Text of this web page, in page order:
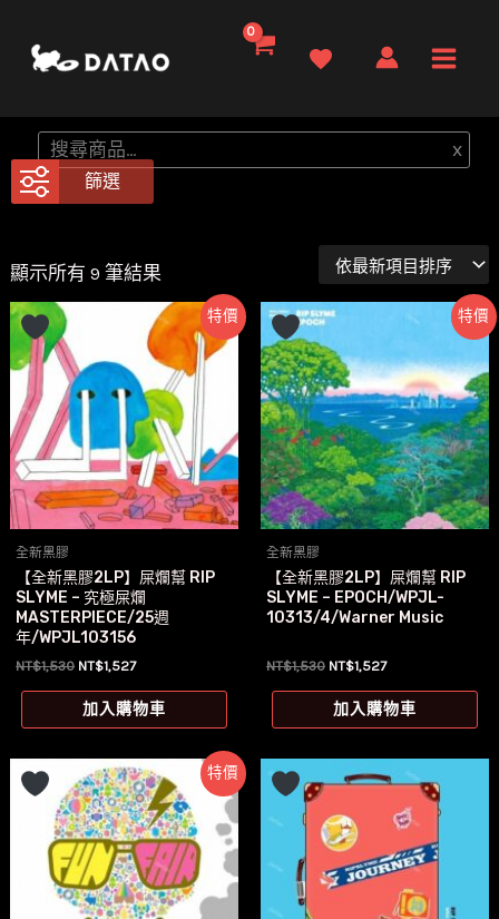
要
內
Menu
搜
尋
x
篩選
顯示所有 9 筆結果
新
項
排
序
特價
全新黑膠
【全新黑膠2LP】屎爛幫 RIP
SLYME – 究極屎爛
MASTERPIECE/25週
年/WPJL103156
NT$1,530 原
價
格：
NT$1,527目
價
格：
加入購物車
特價
全新黑膠
【全新黑膠2LP】屎爛幫 RIP
SLYME – EPOCH/WPJL-
10313/4/Warner Music
NT$1,530 原
價
格：
NT$1,527目
價
格：
加入購物車
特價